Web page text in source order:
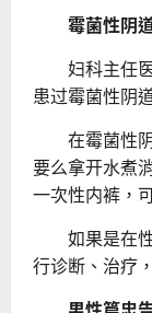
霉菌性阴道
妇科主任医
患过霉菌性阴
在霉菌性阴
要么拿开水煮
一次性内裤，
如果是在性
行诊断、治疗